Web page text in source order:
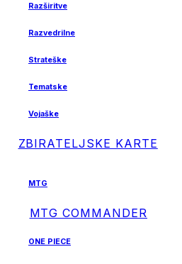
Razširitve
Razvedrilne
Strateške
Tematske
Vojaške
ZBIRATELJSKE KARTE
MTG
MTG COMMANDER
ONE PIECE